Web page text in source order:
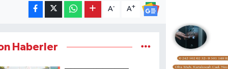
A- A+
Haberler